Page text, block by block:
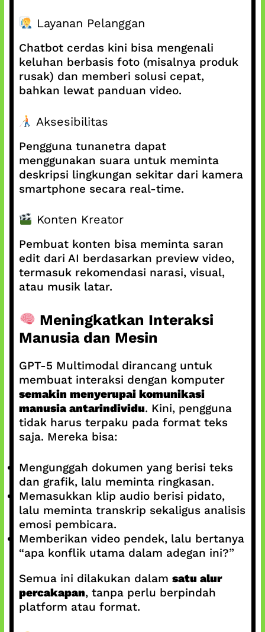
Layanan Pelanggan
Chatbot cerdas kini bisa mengenali
keluhan berbasis foto (misalnya produk
rusak) dan memberi solusi cepat,
bahkan lewat panduan video.
Aksesibilitas
Pengguna tunanetra dapat
menggunakan suara untuk meminta
deskripsi lingkungan sekitar dari kamera
smartphone secara real-time.
Konten Kreator
Pembuat konten bisa meminta saran
edit dari AI berdasarkan preview video,
termasuk rekomendasi narasi, visual,
atau musik latar.
Meningkatkan Interaksi
Manusia dan Mesin
GPT‑5 Multimodal dirancang untuk
membuat interaksi dengan komputer
semakin menyerupai komunikasi
manusia antarindividu. Kini, pengguna
tidak harus terpaku pada format teks
saja. Mereka bisa:
Mengunggah dokumen yang berisi teks
dan grafik, lalu meminta ringkasan.
Memasukkan klip audio berisi pidato,
lalu meminta transkrip sekaligus analisis
emosi pembicara.
Memberikan video pendek, lalu bertanya
“apa konflik utama dalam adegan ini?”
Semua ini dilakukan dalam satu alur
percakapan, tanpa perlu berpindah
platform atau format.